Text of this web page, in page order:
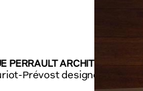
PERRAULT ARCHITECTURE
Prévost designer et DA